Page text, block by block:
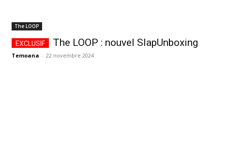
The LOOP
The LOOP : nouvel SlapUnboxing
Temoana - 22 novembre 2024